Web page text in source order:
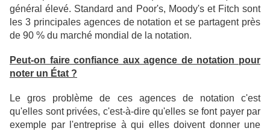
général élevé. Standard and Poor's, Moody's et Fitch sont
les 3 principales agences de notation et se partagent près
de 90 % du marché mondial de la notation.
Peut-on faire confiance aux agence de notation pour
noter un État ?
Le gros problème de ces agences de notation c'est
qu'elles sont privées, c'est-à-dire qu'elles se font payer par
exemple par l'entreprise à qui elles doivent donner une